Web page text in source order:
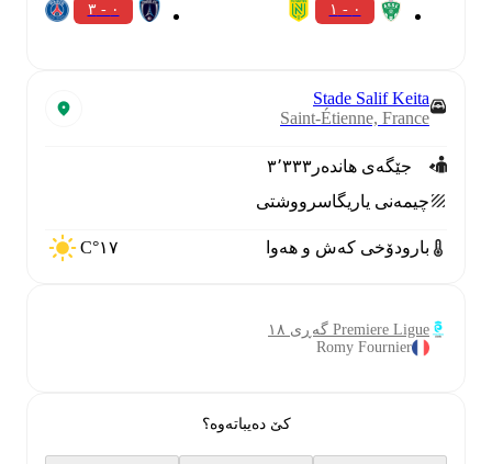
٠ - ١ ٠ - ٣
Stade Salif Keita
Saint-Étienne, France
جێگەی هاندەر٣٬٣٣٣
چیمەنی یاریگاسرووشتی
بارودۆخی کەش و هەوا
Premiere Ligue گەڕی ١٨
Romy Fournier
کێ دەیباتەوە؟